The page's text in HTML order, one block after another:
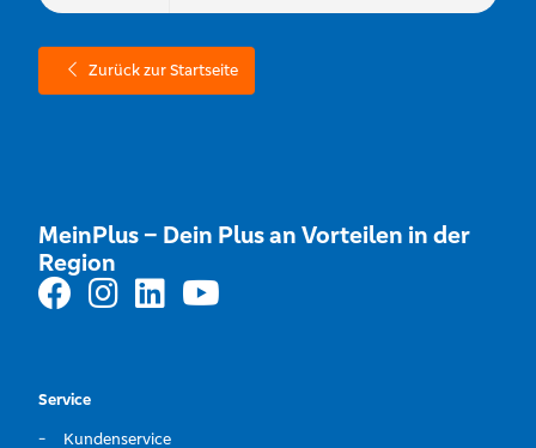
Zurück zur Startseite
MeinPlus – Dein Plus an Vorteilen in der
Region
Service
Kundenservice